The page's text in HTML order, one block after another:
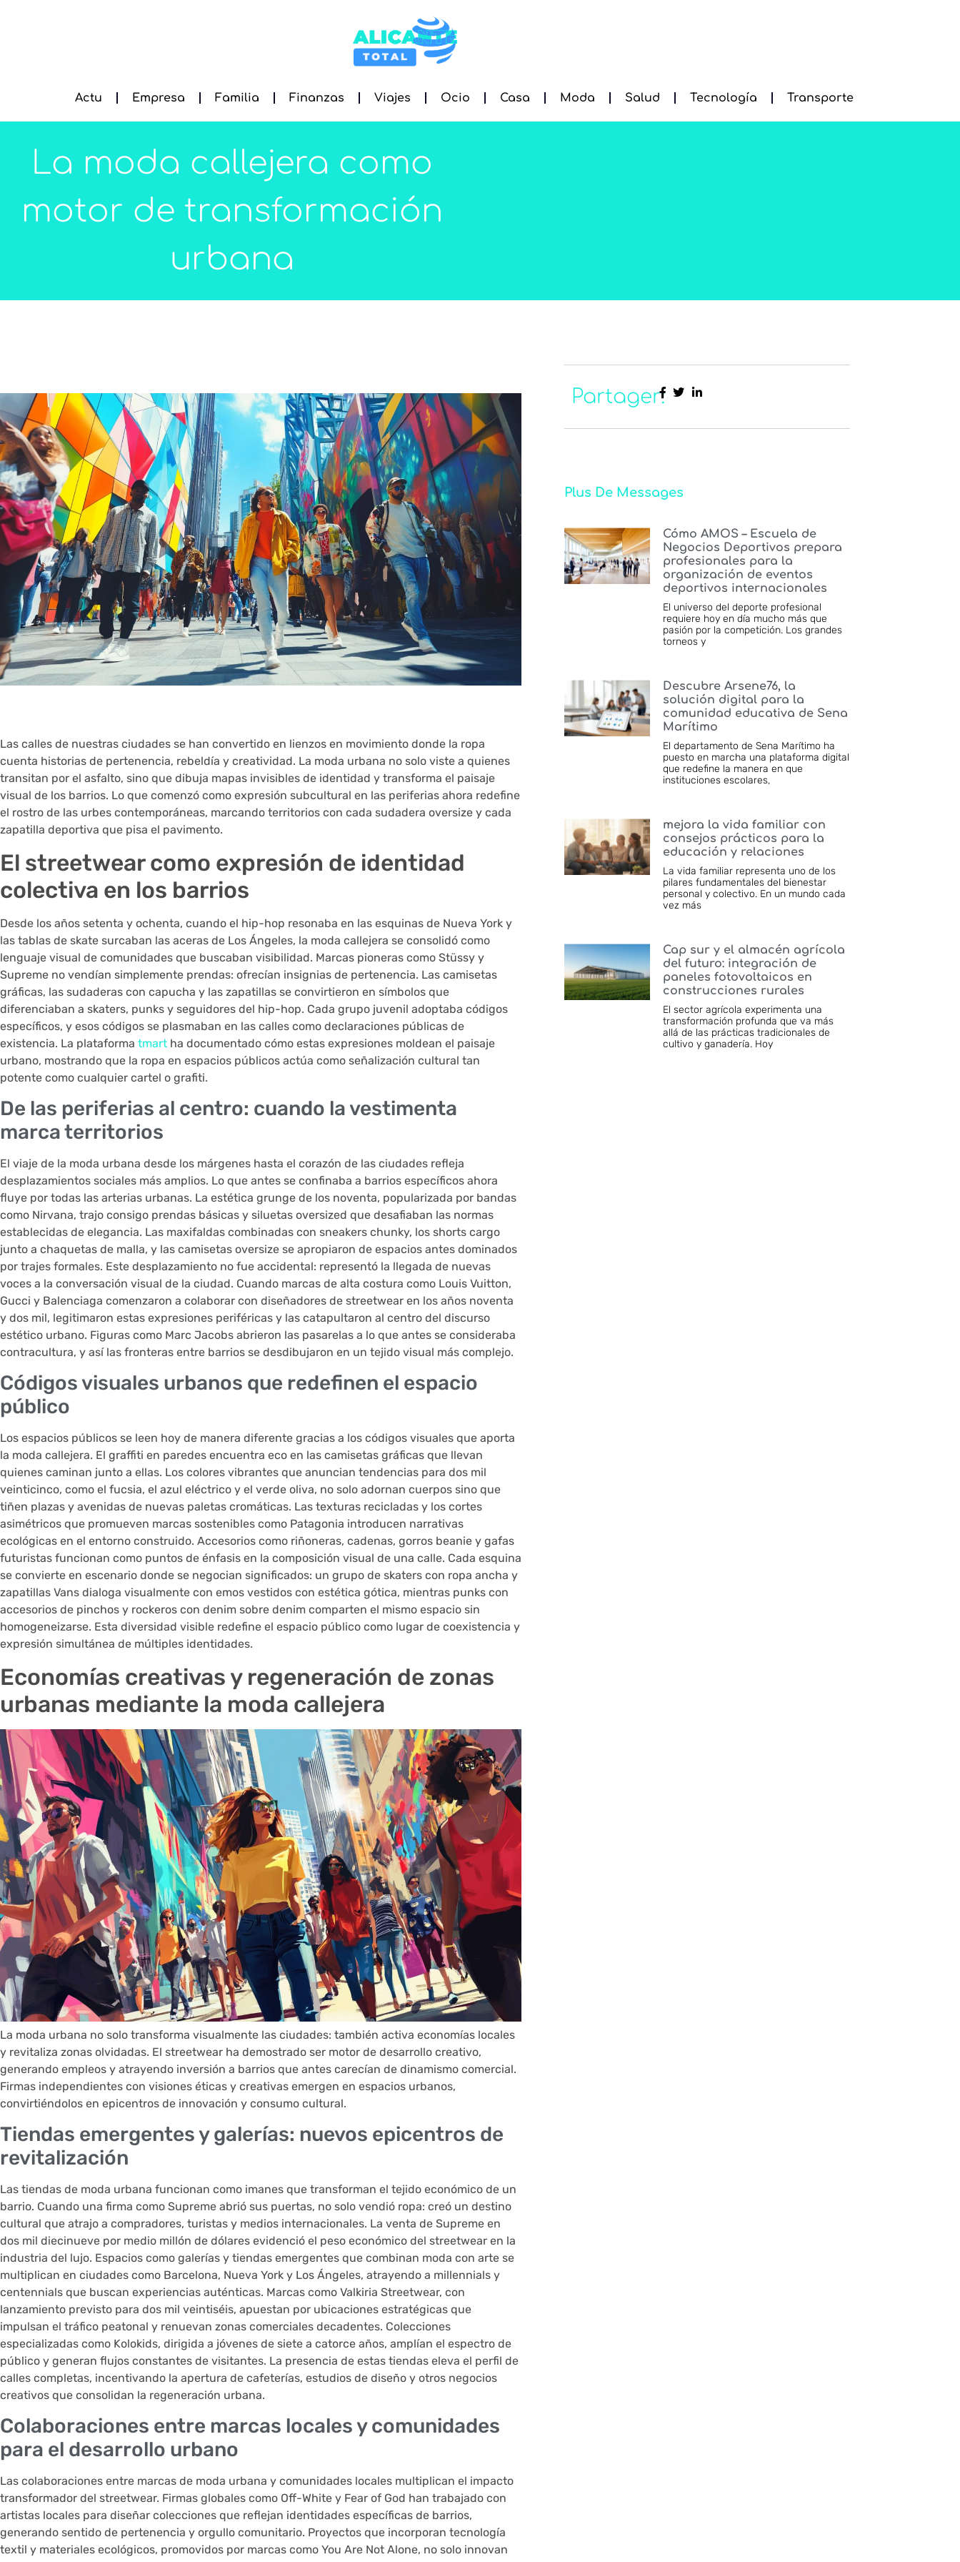
Actu Empresa Familia Finanzas Viajes Ocio Casa Moda Salud Tecnología Transporte
La moda callejera como
motor de transformación
urbana
Las calles de nuestras ciudades se han convertido en lienzos en movimiento donde la ropa
cuenta historias de pertenencia, rebeldía y creatividad. La moda urbana no solo viste a quienes
transitan por el asfalto, sino que dibuja mapas invisibles de identidad y transforma el paisaje
visual de los barrios. Lo que comenzó como expresión subcultural en las periferias ahora redefine
el rostro de las urbes contemporáneas, marcando territorios con cada sudadera oversize y cada
zapatilla deportiva que pisa el pavimento.
El streetwear como expresión de identidad
colectiva en los barrios
Desde los años setenta y ochenta, cuando el hip-hop resonaba en las esquinas de Nueva York y
las tablas de skate surcaban las aceras de Los Ángeles, la moda callejera se consolidó como
lenguaje visual de comunidades que buscaban visibilidad. Marcas pioneras como Stüssy y
Supreme no vendían simplemente prendas: ofrecían insignias de pertenencia. Las camisetas
gráficas, las sudaderas con capucha y las zapatillas se convirtieron en símbolos que
diferenciaban a skaters, punks y seguidores del hip-hop. Cada grupo juvenil adoptaba códigos
específicos, y esos códigos se plasmaban en las calles como declaraciones públicas de
existencia. La plataforma tmart ha documentado cómo estas expresiones moldean el paisaje
urbano, mostrando que la ropa en espacios públicos actúa como señalización cultural tan
potente como cualquier cartel o grafiti.
De las periferias al centro: cuando la vestimenta
marca territorios
El viaje de la moda urbana desde los márgenes hasta el corazón de las ciudades refleja
desplazamientos sociales más amplios. Lo que antes se confinaba a barrios específicos ahora
fluye por todas las arterias urbanas. La estética grunge de los noventa, popularizada por bandas
como Nirvana, trajo consigo prendas básicas y siluetas oversized que desafiaban las normas
establecidas de elegancia. Las maxifaldas combinadas con sneakers chunky, los shorts cargo
junto a chaquetas de malla, y las camisetas oversize se apropiaron de espacios antes dominados
por trajes formales. Este desplazamiento no fue accidental: representó la llegada de nuevas
voces a la conversación visual de la ciudad. Cuando marcas de alta costura como Louis Vuitton,
Gucci y Balenciaga comenzaron a colaborar con diseñadores de streetwear en los años noventa
y dos mil, legitimaron estas expresiones periféricas y las catapultaron al centro del discurso
estético urbano. Figuras como Marc Jacobs abrieron las pasarelas a lo que antes se consideraba
contracultura, y así las fronteras entre barrios se desdibujaron en un tejido visual más complejo.
Códigos visuales urbanos que redefinen el espacio
público
Los espacios públicos se leen hoy de manera diferente gracias a los códigos visuales que aporta
la moda callejera. El graffiti en paredes encuentra eco en las camisetas gráficas que llevan
quienes caminan junto a ellas. Los colores vibrantes que anuncian tendencias para dos mil
veinticinco, como el fucsia, el azul eléctrico y el verde oliva, no solo adornan cuerpos sino que
tiñen plazas y avenidas de nuevas paletas cromáticas. Las texturas recicladas y los cortes
asimétricos que promueven marcas sostenibles como Patagonia introducen narrativas
ecológicas en el entorno construido. Accesorios como riñoneras, cadenas, gorros beanie y gafas
futuristas funcionan como puntos de énfasis en la composición visual de una calle. Cada esquina
se convierte en escenario donde se negocian significados: un grupo de skaters con ropa ancha y
zapatillas Vans dialoga visualmente con emos vestidos con estética gótica, mientras punks con
accesorios de pinchos y rockeros con denim sobre denim comparten el mismo espacio sin
homogeneizarse. Esta diversidad visible redefine el espacio público como lugar de coexistencia y
expresión simultánea de múltiples identidades.
Economías creativas y regeneración de zonas
urbanas mediante la moda callejera
La moda urbana no solo transforma visualmente las ciudades: también activa economías locales
y revitaliza zonas olvidadas. El streetwear ha demostrado ser motor de desarrollo creativo,
generando empleos y atrayendo inversión a barrios que antes carecían de dinamismo comercial.
Firmas independientes con visiones éticas y creativas emergen en espacios urbanos,
convirtiéndolos en epicentros de innovación y consumo cultural.
Tiendas emergentes y galerías: nuevos epicentros de
revitalización
Las tiendas de moda urbana funcionan como imanes que transforman el tejido económico de un
barrio. Cuando una firma como Supreme abrió sus puertas, no solo vendió ropa: creó un destino
cultural que atrajo a compradores, turistas y medios internacionales. La venta de Supreme en
dos mil diecinueve por medio millón de dólares evidenció el peso económico del streetwear en la
industria del lujo. Espacios como galerías y tiendas emergentes que combinan moda con arte se
multiplican en ciudades como Barcelona, Nueva York y Los Ángeles, atrayendo a millennials y
centennials que buscan experiencias auténticas. Marcas como Valkiria Streetwear, con
lanzamiento previsto para dos mil veintiséis, apuestan por ubicaciones estratégicas que
impulsan el tráfico peatonal y renuevan zonas comerciales decadentes. Colecciones
especializadas como Kolokids, dirigida a jóvenes de siete a catorce años, amplían el espectro de
público y generan flujos constantes de visitantes. La presencia de estas tiendas eleva el perfil de
calles completas, incentivando la apertura de cafeterías, estudios de diseño y otros negocios
creativos que consolidan la regeneración urbana.
Colaboraciones entre marcas locales y comunidades
para el desarrollo urbano
Las colaboraciones entre marcas de moda urbana y comunidades locales multiplican el impacto
transformador del streetwear. Firmas globales como Off-White y Fear of God han trabajado con
artistas locales para diseñar colecciones que reflejan identidades específicas de barrios,
generando sentido de pertenencia y orgullo comunitario. Proyectos que incorporan tecnología
textil y materiales ecológicos, promovidos por marcas como You Are Not Alone, no solo innovan
Partager:
Plus De Messages
Cómo AMOS – Escuela de
Negocios Deportivos prepara
profesionales para la
organización de eventos
deportivos internacionales
El universo del deporte profesional
requiere hoy en día mucho más que
pasión por la competición. Los grandes
torneos y
Descubre Arsene76, la
solución digital para la
comunidad educativa de Sena
Marítimo
El departamento de Sena Marítimo ha
puesto en marcha una plataforma digital
que redefine la manera en que
instituciones escolares,
mejora la vida familiar con
consejos prácticos para la
educación y relaciones
La vida familiar representa uno de los
pilares fundamentales del bienestar
personal y colectivo. En un mundo cada
vez más
Cap sur y el almacén agrícola
del futuro: integración de
paneles fotovoltaicos en
construcciones rurales
El sector agrícola experimenta una
transformación profunda que va más
allá de las prácticas tradicionales de
cultivo y ganadería. Hoy